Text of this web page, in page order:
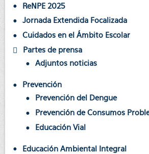
ReNPE 2025
Jornada Extendida Focalizada
Cuidados en el Ámbito Escolar
Partes de prensa
Adjuntos noticias
Prevención
Prevención del Dengue
Prevención de Consumos
Educación Vial
Educación Ambiental Integral